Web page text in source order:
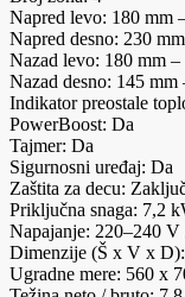
Napred levo: 180 mm
Napred desno: 230
Nazad levo: 180 mm
Nazad desno: 145
Indikator preostale
PowerBoost: Da
Tajmer: Da
Sigurnosni uređaj: Da
Zaštita za decu:
Priključna snaga: 7,2
Napajanje: 220–240
Dimenzije (Š x V x
Ugradne mere: 560 x